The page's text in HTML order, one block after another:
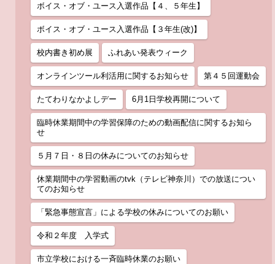
ボイス・オブ・ユース入選作品【４、５年生】
ボイス・オブ・ユース入選作品【３年生(改)】
校内書き初め展 ふれあい発表ウィーク
オンラインツール利活用に関するお知らせ 第４５回運動会
たてわりなかよしデー 6月1日学校再開について
臨時休業期間中の学習保障のための動画配信に関するお知ら
せ
５月７日・８日の休みについてのお知らせ
休業期間中の学習動画のtvk（テレビ神奈川）での放送につい
てのお知らせ
「緊急事態宣言」による学校の休みについてのお願い
令和２年度 入学式
市立学校における一斉臨時休業のお願い